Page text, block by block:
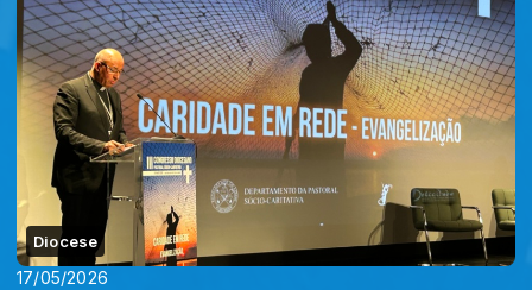
Diocese
17/05/2026